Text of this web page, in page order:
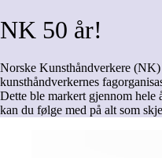
NK 50 år!
Norske Kunsthåndverkere
kunsthåndverkernes
Dette ble markert gjennom hele
kan du følge med på alt som